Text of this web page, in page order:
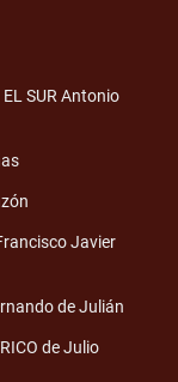
EL SUR Antonio
Javier
de Julián
de Julio